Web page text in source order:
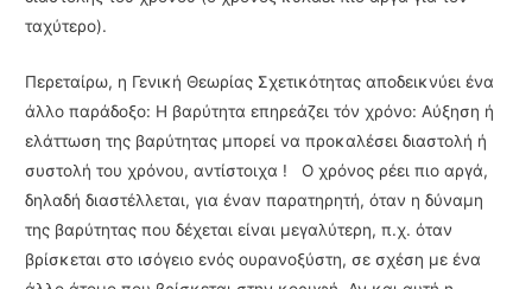
ταχύτερο).
Περεταίρω, η Γενική Θεωρίας Σχετικότητας αποδεικνύει ένα
άλλο παράδοξο: Η βαρύτητα επηρεάζει τόν χρόνο: Αύξη­ση ή
ελάττωση της βαρύτητας μπορεί να προκαλέσει διαστολή ή
συστολή του χρόνου, αντί­στοιχα ! Ο χρόνος ρέει πιο αργά,
δηλαδή διαστέλλεται, για έναν παρατηρητή, όταν η δύναμη
της βαρύ­τητας που δέχεται είναι μεγαλύτερη, π.χ. όταν
βρίσκεται στο ισόγειο ενός ουρανοξύστη, σε σχέση με ένα